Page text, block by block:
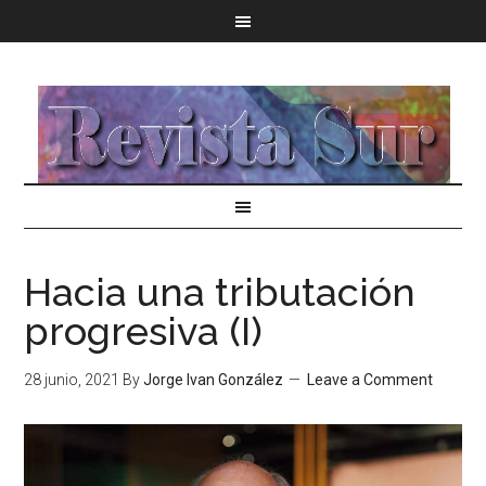
Hacia una tributación
progresiva (I)
28 junio, 2021 ByJorge Ivan González Leave a Comment